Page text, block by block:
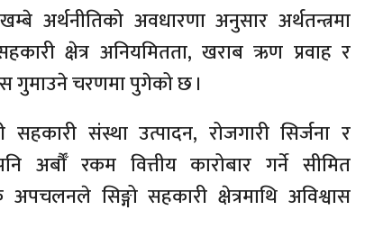
अर्थनीतिको अवधारणा अनुसार अर्थतन्त्रमा
क्षेत्र अनियमितता, खराब ऋण प्रवाह र
गुमाउने चरणमा पुगेको छ ।
संस्था उत्पादन, रोजगारी सिर्जना र
अर्बौँ रकम वित्तीय कारोबार गर्ने सीमित
सिङ्गो सहकारी क्षेत्रमाथि अविश्वास